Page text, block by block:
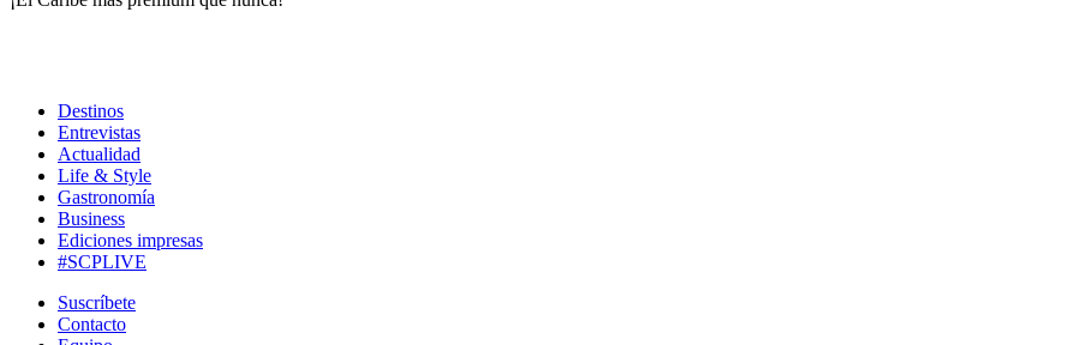
Destinos
Entrevistas
Actualidad
Life & Style
Gastronomía
Business
Ediciones impresas
#SCPLIVE
Suscríbete
Contacto